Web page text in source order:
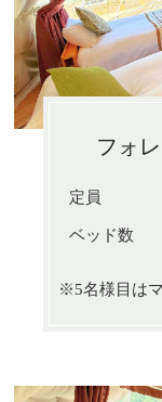
フォ
定員
ベッド数
※5名様目は